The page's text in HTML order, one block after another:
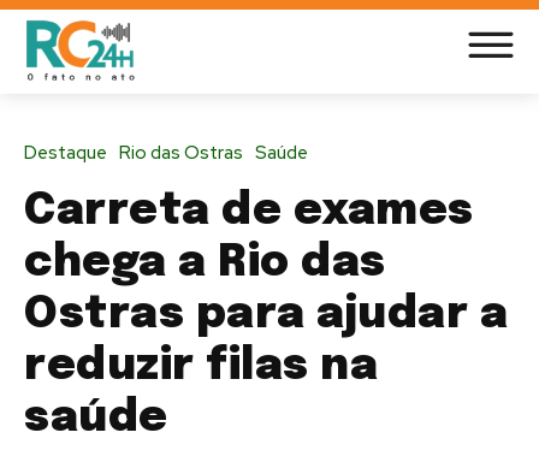
Destaque Rio das Ostras Saúde
Carreta de exames
chega a Rio das
Ostras para ajudar a
reduzir filas na
saúde